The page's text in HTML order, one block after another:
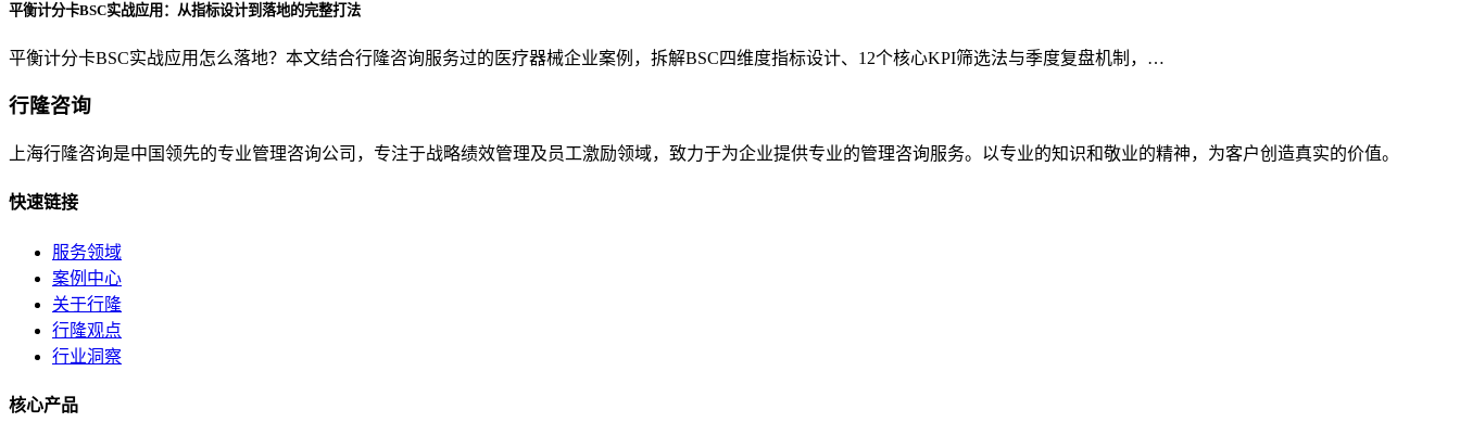
平衡计分卡BSC实战应用：从指标设计到落地的完整打法
平衡计分卡BSC实战应用怎么落地？本文结合行隆咨询服务过的医疗器械企业案例，拆解BSC四维度指标设计、12个核心KPI筛选法与季度复盘机制，…
行隆咨询
上海行隆咨询是中国领先的专业管理咨询公司，专注于战略绩效管理及员工激励领域，致力于为企业提供专业的管理咨询服务。以专业的知识和敬业的精神，为客户创造真实的价值。
快速链接
服务领域
案例中心
关于行隆
行隆观点
行业洞察
核心产品